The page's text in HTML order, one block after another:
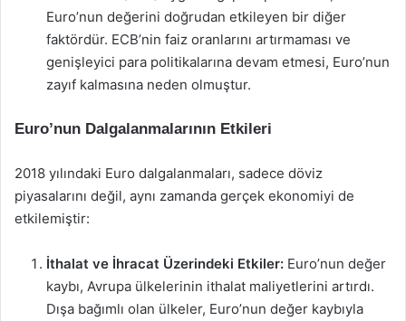
Euro’nun değerini doğrudan etkileyen bir diğer
faktördür. ECB’nin faiz oranlarını artırmaması ve
genişleyici para politikalarına devam etmesi, Euro’nun
zayıf kalmasına neden olmuştur.
Euro’nun Dalgalanmalarının Etkileri
2018 yılındaki Euro dalgalanmaları, sadece döviz
piyasalarını değil, aynı zamanda gerçek ekonomiyi de
etkilemiştir:
İthalat ve İhracat Üzerindeki Etkiler: Euro’nun değer
kaybı, Avrupa ülkelerinin ithalat maliyetlerini artırdı.
Dışa bağımlı olan ülkeler, Euro’nun değer kaybıyla